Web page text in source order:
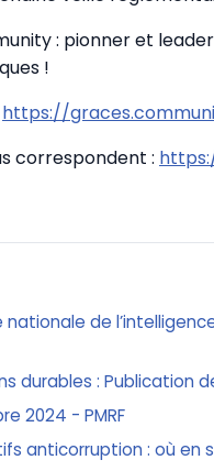
: pionner et
!
https://
correspondent :
nationale de
durables : Publication
2024 - PMRF
anticorruption : où en